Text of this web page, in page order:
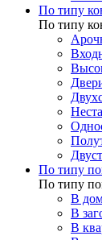
По типу
По типу
По типу
По типу
В
В
В